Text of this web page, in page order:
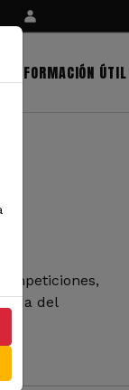
INFORMACIÓN ÚTIL
del